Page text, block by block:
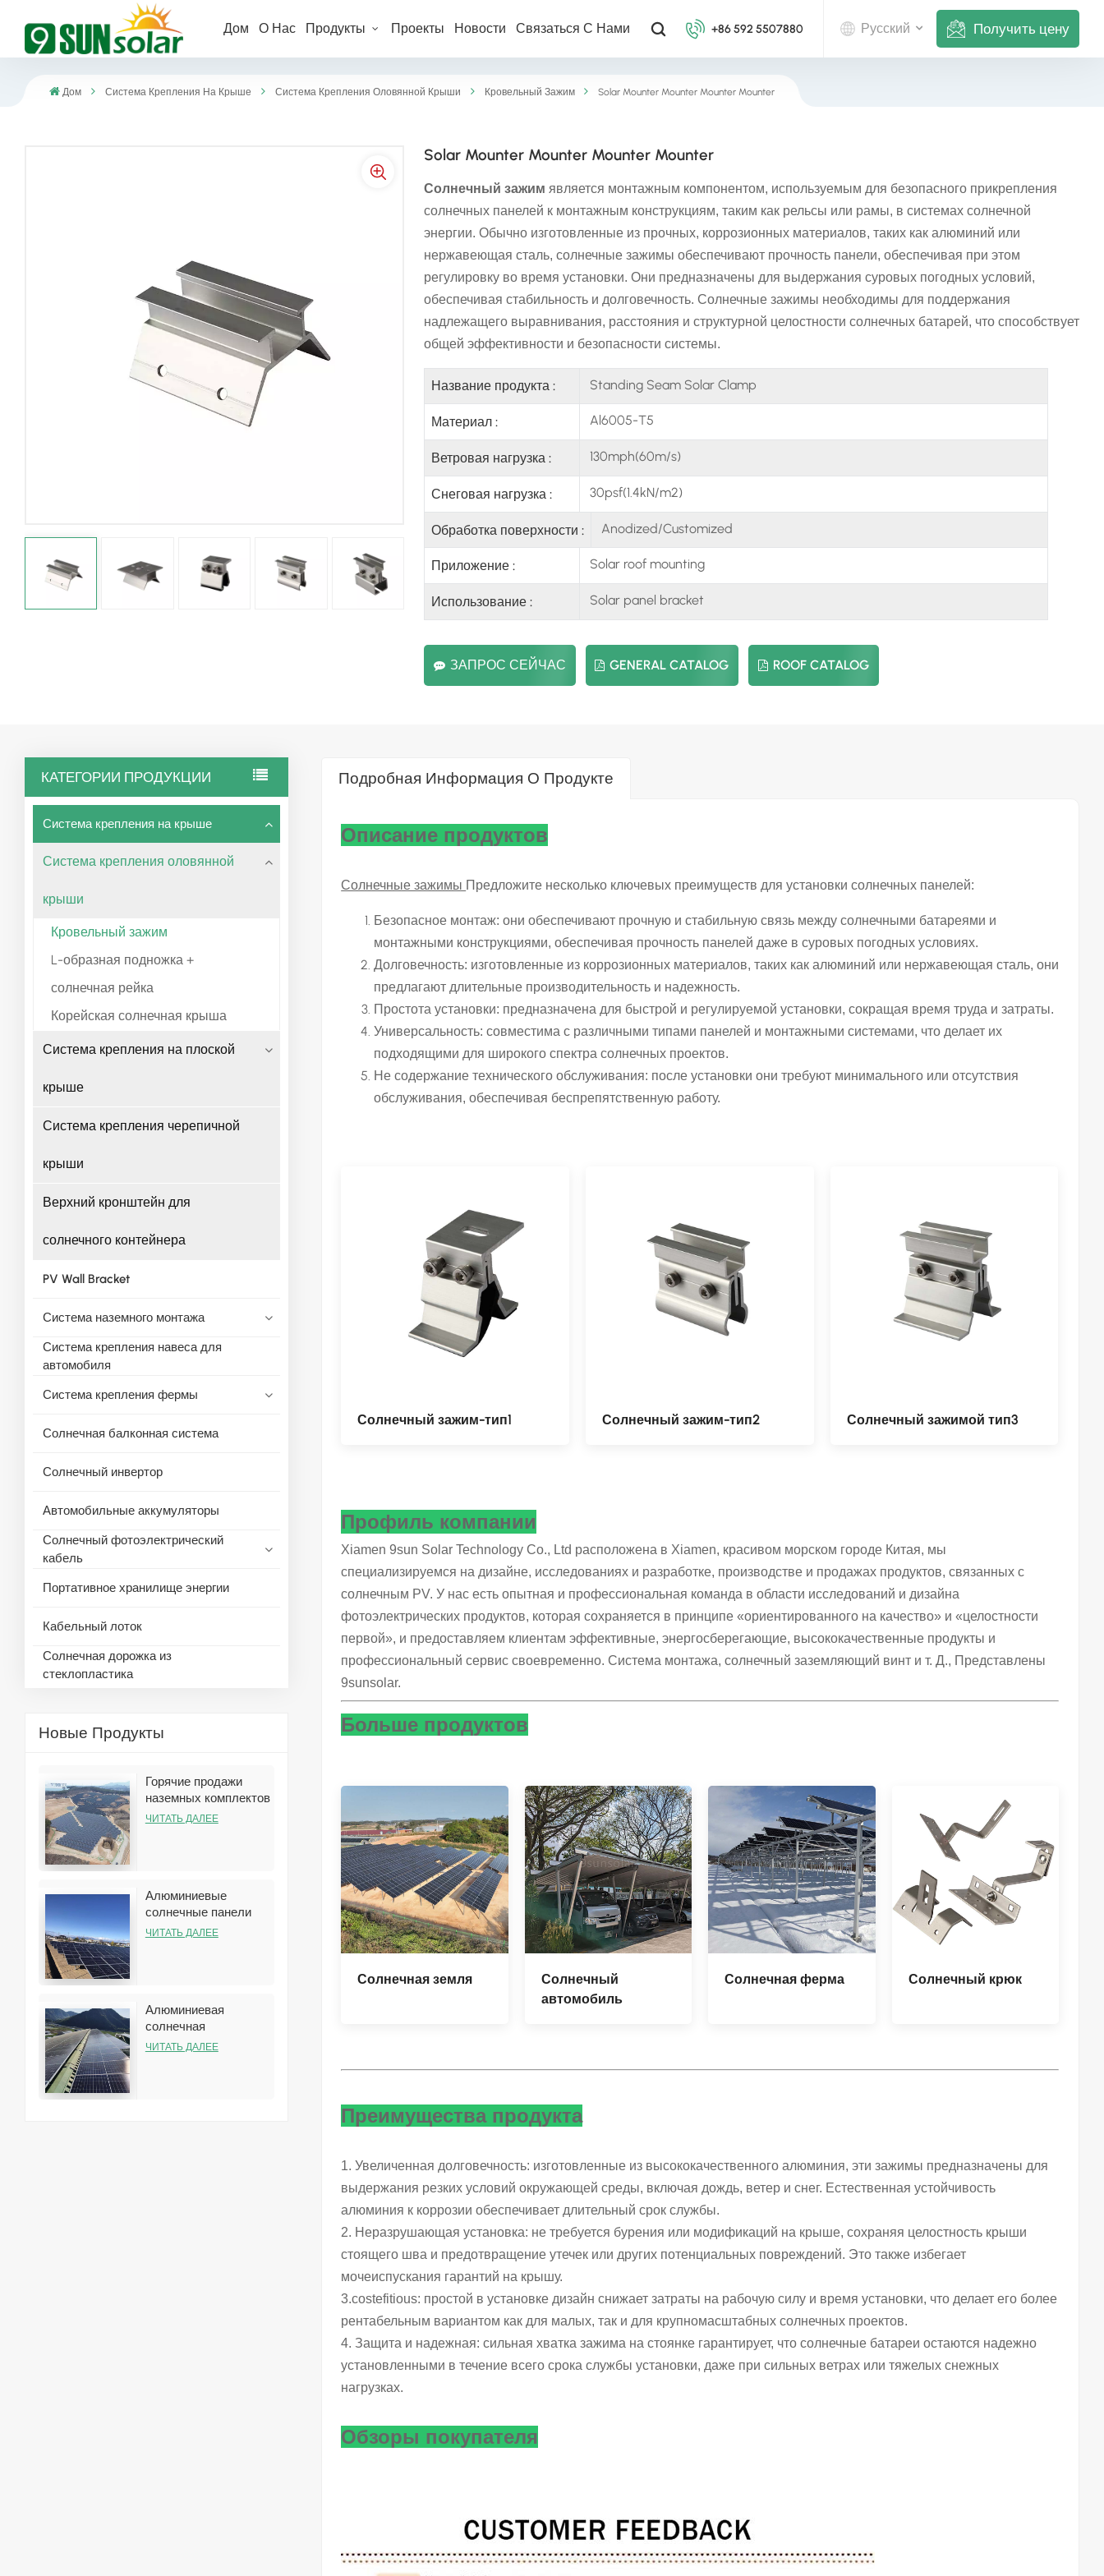
Дом О Нас Продукты Проекты Новости Связаться С Нами +86 592 5507880 Русский
italiano
português
Nederlands
Получить цену
Дом Система Крепления На Крыше Система Крепления Оловянной Крыши Кровельный Зажим Solar Mounter Mounter Mounter Mounter
Solar Mounter Mounter Mounter Mounter
Солнечный зажим является монтажным компонентом, используемым для безопасного прикрепления
солнечных панелей к монтажным конструкциям, таким как рельсы или рамы, в системах солнечной
энергии. Обычно изготовленные из прочных, коррозионных материалов, таких как алюминий или
нержавеющая сталь, солнечные зажимы обеспечивают прочность панели, обеспечивая при этом
регулировку во время установки. Они предназначены для выдержания суровых погодных условий,
обеспечивая стабильность и долговечность. Солнечные зажимы необходимы для поддержания
надлежащего выравнивания, расстояния и структурной целостности солнечных батарей, что способствует
общей эффективности и безопасности системы.
Название продукта : Standing Seam Solar Clamp
Материал : Al6005-T5
Ветровая нагрузка : 130mph(60m/s)
Снеговая нагрузка : 30psf(1.4kN/m2)
Обработка поверхности : Anodized/Customized
Приложение : Solar roof mounting
Использование : Solar panel bracket
ЗАПРОС СЕЙЧАС GENERAL CATALOG ROOF CATALOG
КАТЕГОРИИ ПРОДУКЦИИ
Система крепления на крыше
Система крепления оловянной
крыши
Кровельный зажим
L-образная подножка +
солнечная рейка
Корейская солнечная крыша
Система крепления на плоской
крыше
Система крепления черепичной
крыши
Верхний кронштейн для
солнечного контейнера
PV Wall Bracket
Система наземного монтажа
Система крепления навеса для
автомобиля
Система крепления фермы
Солнечная балконная система
Солнечный инвертор
Автомобильные аккумуляторы
Солнечный фотоэлектрический
кабель
Портативное хранилище энергии
Кабельный лоток
Солнечная дорожка из
стеклопластика
Новые Продукты
Горячие продажи
наземных комплектов
кронштейнов для
ЧИТАТЬ ДАЛЕЕ
Алюминиевые
солнечные панели
наземная стеллажная
ЧИТАТЬ ДАЛЕЕ
Алюминиевая
солнечная
конструкция
ЧИТАТЬ ДАЛЕЕ
Подробная Информация О Продукте
Описание продуктов
Солнечные зажимы Предложите несколько ключевых преимуществ для установки солнечных панелей:
Безопасное монтаж: они обеспечивают прочную и стабильную связь между солнечными батареями и
монтажными конструкциями, обеспечивая прочность панелей даже в суровых погодных условиях.
Долговечность: изготовленные из коррозионных материалов, таких как алюминий или нержавеющая сталь, они
предлагают длительные производительность и надежность.
Простота установки: предназначена для быстрой и регулируемой установки, сокращая время труда и затраты.
Универсальность: совместима с различными типами панелей и монтажными системами, что делает их
подходящими для широкого спектра солнечных проектов.
Не содержание технического обслуживания: после установки они требуют минимального или отсутствия
обслуживания, обеспечивая беспрепятственную работу.
Солнечный зажим-тип1 Солнечный зажим-тип2 Солнечный зажимой тип3
Профиль компании
Xiamen 9sun Solar Technology Co., Ltd расположена в Xiamen, красивом морском городе Китая, мы
специализируемся на дизайне, исследованиях и разработке, производстве и продажах продуктов, связанных с
солнечным PV. У нас есть опытная и профессиональная команда в области исследований и дизайна
фотоэлектрических продуктов, которая сохраняется в принципе «ориентированного на качество» и «целостности
первой», и предоставляем клиентам эффективные, энергосберегающие, высококачественные продукты и
профессиональный сервис своевременно. Система монтажа, солнечный заземляющий винт и т. Д., Представлены
9sunsolar.
Больше продуктов
Солнечная земля
Солнечный
автомобиль
Солнечная ферма Солнечный крюк
Преимущества продукта
1. Увеличенная долговечность: изготовленные из высококачественного алюминия, эти зажимы предназначены для
выдержания резких условий окружающей среды, включая дождь, ветер и снег. Естественная устойчивость
алюминия к коррозии обеспечивает длительный срок службы.
2. Неразрушающая установка: не требуется бурения или модификаций на крыше, сохраняя целостность крыши
стоящего шва и предотвращение утечек или других потенциальных повреждений. Это также избегает
мочеиспускания гарантий на крышу.
3.costefitious: простой в установке дизайн снижает затраты на рабочую силу и время установки, что делает его более
рентабельным вариантом как для малых, так и для крупномасштабных солнечных проектов.
4. Защита и надежная: сильная хватка зажима на стоянке гарантирует, что солнечные батареи остаются надежно
установленными в течение всего срока службы установки, даже при сильных ветрах или тяжелых снежных
нагрузках.
Обзоры покупателя